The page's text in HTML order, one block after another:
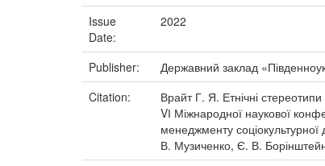
Issue
Date:
2022
Publisher:
Державний заклад
Citation:
Врайт Г. Я. Етнічні
VІ Міжнародної наукової
менеджменту
В. Музиченко, Є. В.